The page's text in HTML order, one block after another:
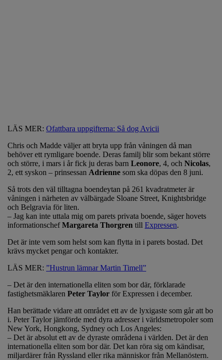
LÄS MER: Ofattbara uppgifterna: Så dog Avicii
Chris och Madde väljer att bryta upp från våningen då man
behöver ett rymligare boende. Deras familj blir som bekant större
och större, i mars i år fick ju deras barn Leonore, 4, och Nicolas,
2, ett syskon – prinsessan Adrienne som ska döpas den 8 juni.
Så trots den väl tilltagna boendeytan på 261 kvadratmeter är
våningen i närheten av välbärgade Sloane Street, Knightsbridge
och Belgravia för liten.
– Jag kan inte uttala mig om parets privata boende, säger hovets
informationschefMargareta Thorgren till Expressen.
Det är inte vem som helst som kan flytta in i parets bostad. Det
krävs mycket pengar och kontakter.
LÄS MER: ”Hustrun lämnar Martin Timell”
– Det är den internationella eliten som bor där, förklarade
fastighetsmäklaren Peter Taylor för Expressen i december.
Han berättade vidare att området ett av de lyxigaste som går att bo
i. Peter Taylor jämförde med dyra adresser i världsmetropoler som
New York, Hongkong, Sydney och Los Angeles:
– Det är absolut ett av de dyraste områdena i världen. Det är den
internationella eliten som bor där. Det kan röra sig om kändisar,
miljardärer från Ryssland eller rika människor från Mellanöstern.